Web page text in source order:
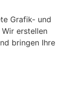
Grafik- und
erstellen
bringen Ihre